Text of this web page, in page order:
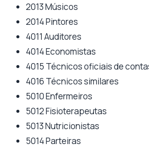
2013 Músicos
2014 Pintores
4011 Auditores
4014 Economistas
4015 Técnicos oficiais de
4016 Técnicos similares
5010 Enfermeiros
5012 Fisioterapeutas
5013 Nutricionistas
5014 Parteiras